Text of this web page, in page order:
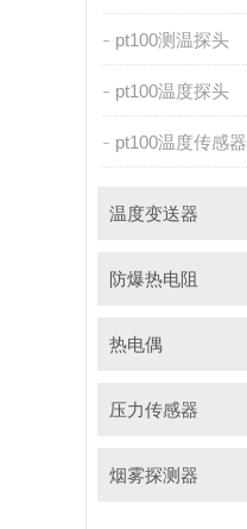
pt100测温探头
pt100温度探头
pt100温度传感器
温度变送器
防爆热电阻
热电偶
压力传感器
烟雾探测器